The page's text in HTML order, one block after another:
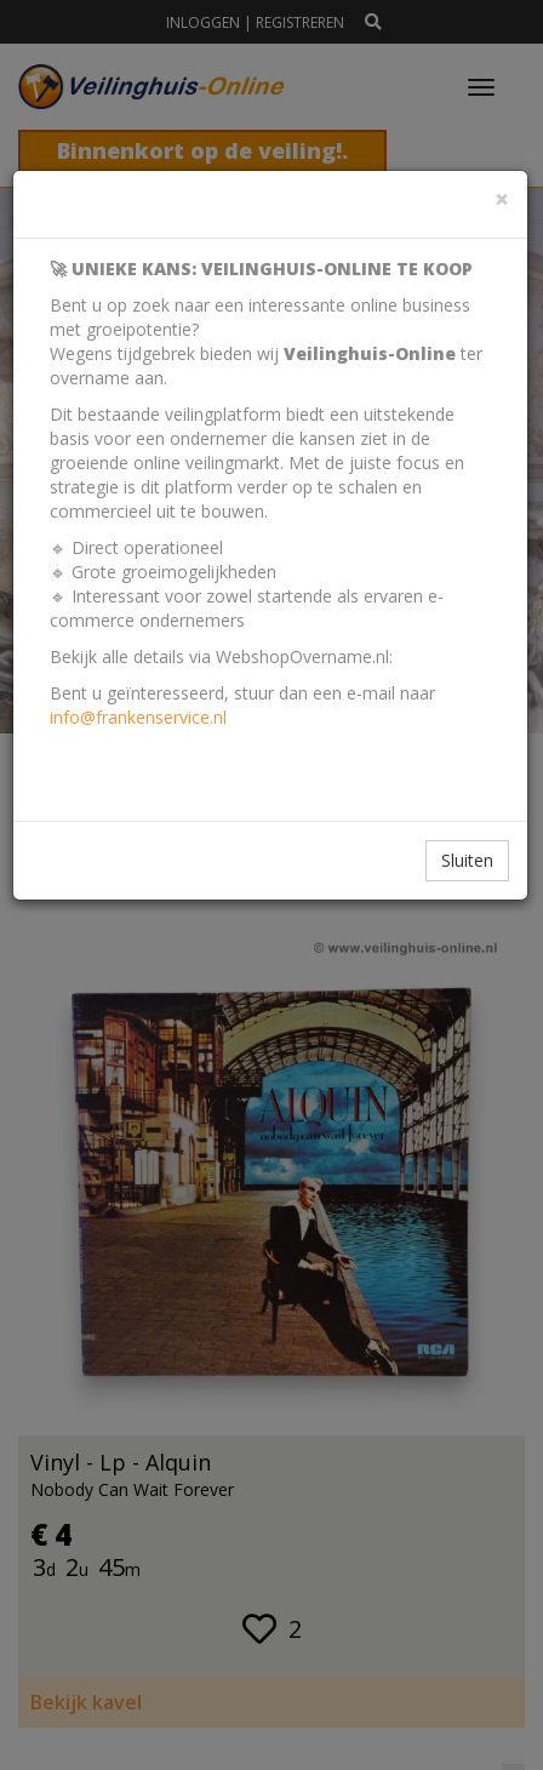
×
🚀 UNIEKE KANS: VEILINGHUIS-ONLINE TE KOOP
Bent u op zoek naar een interessante online business
met groeipotentie?
Wegens tijdgebrek bieden wij Veilinghuis-Online ter
overname aan.
Dit bestaande veilingplatform biedt een uitstekende
basis voor een ondernemer die kansen ziet in de
groeiende online veilingmarkt. Met de juiste focus en
strategie is dit platform verder op te schalen en
commercieel uit te bouwen.
🔹 Direct operationeel
🔹 Grote groeimogelijkheden
🔹 Interessant voor zowel startende als ervaren e-
commerce ondernemers
Bekijk alle details via WebshopOvername.nl:
Bent u geïnteresseerd, stuur dan een e-mail naar
info@frankenservice.nl
Sluiten
INLOGGEN | REGISTREREN
Binnenkort op de veiling!.
BIEDEN
ÉN
AANBIEDEN
BIEDEN
ÉN
AANBIEDEN
BIEDEN
ÉN
AANBIEDEN
BIEDEN
ÉN
AANBIEDEN
BIEDEN
ÉN
AANBIEDEN
Zelf iets te veilen?
Vinyl - Lp - Alquin
Nobody Can Wait Forever
€ 4
3d 2u 45m
2
Bekijk kavel